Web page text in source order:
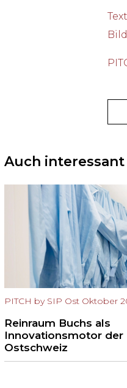
Text
Bild
Auch interessant
PITCH by SIP Ost Oktober
Reinraum Buchs als
Innovationsmotor der
Ostschweiz